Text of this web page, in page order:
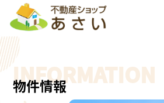
INFORMATION
物件情報